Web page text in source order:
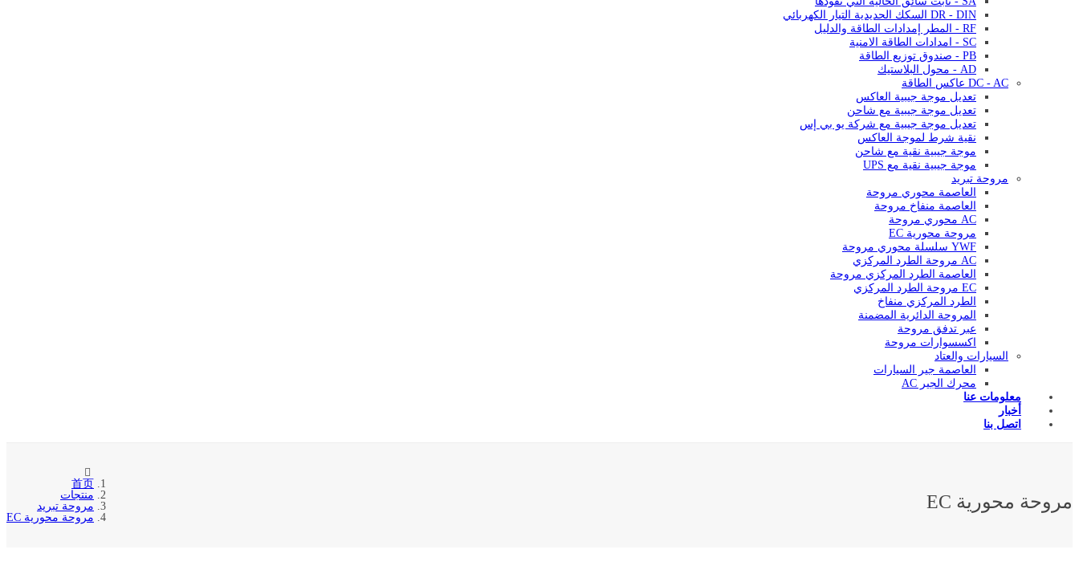
DR - DIN السكك الحديدية التيار الكهربائي
RF - المطر إمدادات الطاقة والدليل
SC - امدادات الطاقة الامنية
PB - صندوق توزيع الطاقة
AD - محول البلاستيك
DC - AC عاكس الطاقة
تعديل موجة جيبية العاكس
تعديل موجة جيبية مع شاحن
تعديل موجة جيبية مع شركة يو بي إس
نقية شرط لموجة العاكس
موجة جيبية نقية مع شاحن
موجة جيبية نقية مع UPS
مروحة تبريد
العاصمة محوري مروحة
العاصمة منفاخ مروحة
AC محوري مروحة
مروحة محورية EC
YWF سلسلة محوري مروحة
AC مروحة الطرد المركزي
العاصمة الطرد المركزي مروحة
EC مروحة الطرد المركزي
الطرد المركزي منفاخ
المروحة الدائرية المضمنة
عبر تدفق مروحة
اكسسوارات مروحة
السيارات والعتاد
العاصمة جير السيارات
محرك الجير AC
معلومات عنا
أخبار
اتصل بنا
مروحة محورية EC
首页
منتجات
مروحة تبريد
مروحة محورية EC